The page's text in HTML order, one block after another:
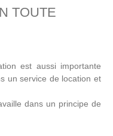
TOUTE
est aussi importante
un service de location et
dans un principe de